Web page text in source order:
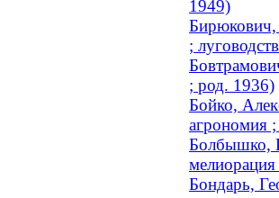
1949)
Бирюкович,
;
; род. 1936)
Бойко,
агрономия
Болбышко,
Бондарь,